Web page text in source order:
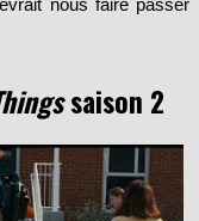
saison 2